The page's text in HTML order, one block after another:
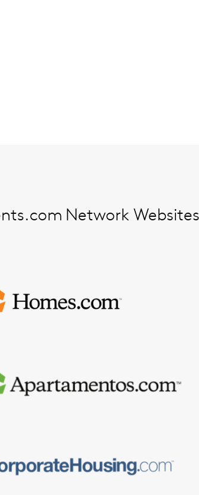
Network Websites